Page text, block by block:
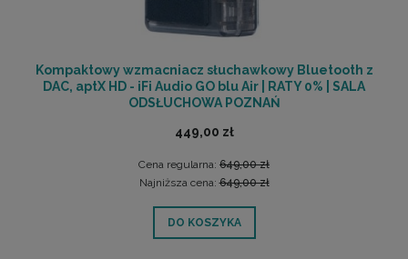
Kompaktowy wzmacniacz słuchawkowy Bluetooth z
DAC, aptX HD - iFi Audio GO blu Air | RATY 0% | SALA
ODSŁUCHOWA POZNAŃ
449,00 zł
Cena regularna: 649,00 zł
Najniższa cena:649,00 zł
DO KOSZYKA